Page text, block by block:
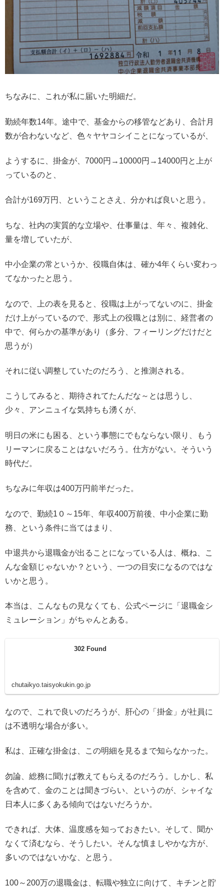
ちなみに、これが私に届いた明細だ。
勤続年数14年。途中で、基金からの移管などあり、合計月
数が合わないなど、色々ヤヤコシイことになっているが、
ようするに、掛金が、7000円→10000円→14000円と上が
っているのと、
合計が169万円、ということさえ、分かれば良いと思う。
ちな、社内の実質的な立場や、仕事量は、年々、複雑化、
量を増していたが、
中小企業の常というか、役職自体は、確か4年くらい変わっ
てなかったと思う。
なので、上の表を見ると、役職は上がってないのに、掛金
だけ上がっているので、形式上の役職とは別に、経営者の
中で、何らかの基準があり（多分、フィーリングだけだと
思うが）
それに従い調整していたのだろう、と推測される。
こうしてみると、期待されてたんだな～とは思うし、
少々、アンニュイな気持ちも湧くが、
明日の米にも困る、という事態にでもならない限り、もう
リーマンに戻ることはないだろう。仕方がない。そういう
時代だ。
ちなみに年収は400万円前半だった。
なので、勤続1０～15年、年収400万前後、中小企業に勤
務、という条件に当てはまり、
中退共から退職金が出ることになっている人は、概ね、こ
んな金額じゃないか？という、一つの目安になるのではな
いかと思う。
本当は、こんなもの見なくても、公式ページに「退職金シ
ミュレーション」がちゃんとある。
302 Found
chutaikyo.taisyokukin.go.jp
なので、これで良いのだろうが、肝心の「掛金」が社員に
は不透明な場合が多い。
私は、正確な掛金は、この明細を見るまで知らなかった。
勿論、総務に聞けば教えてもらえるのだろう。しかし、私
を含めて、金のことは聞きづらい、というのが、シャイな
日本人に多くある傾向ではないだろうか。
できれば、大体、温度感を知っておきたい。そして、聞か
なくて済むなら、そうしたい。そんな慎ましやかな方が、
多いのではないかな、と思う。
100～200万の退職金は、転職や独立に向けて、キチンと貯